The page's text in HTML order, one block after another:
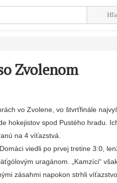
Zvolenom
vo Zvolene, vo štvrťfinále
hokejistov spod Pustého hradu.
na 4 víťazstvá.
viedli po prvej tretine 3:0,
uragánom. „Kamzíci“
zásahmi napokon strhli